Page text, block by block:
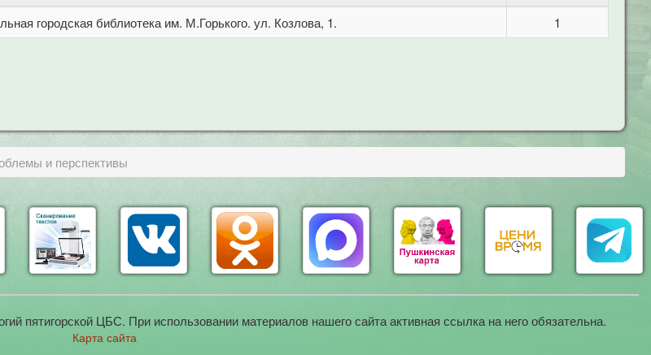
городская библиотека им. М.Горького. ул. Козлова, 1. 1
и перспективы
пятигорской ЦБС. При использовании материалов нашего сайта активная ссылка на него обязательна.
Карта сайта